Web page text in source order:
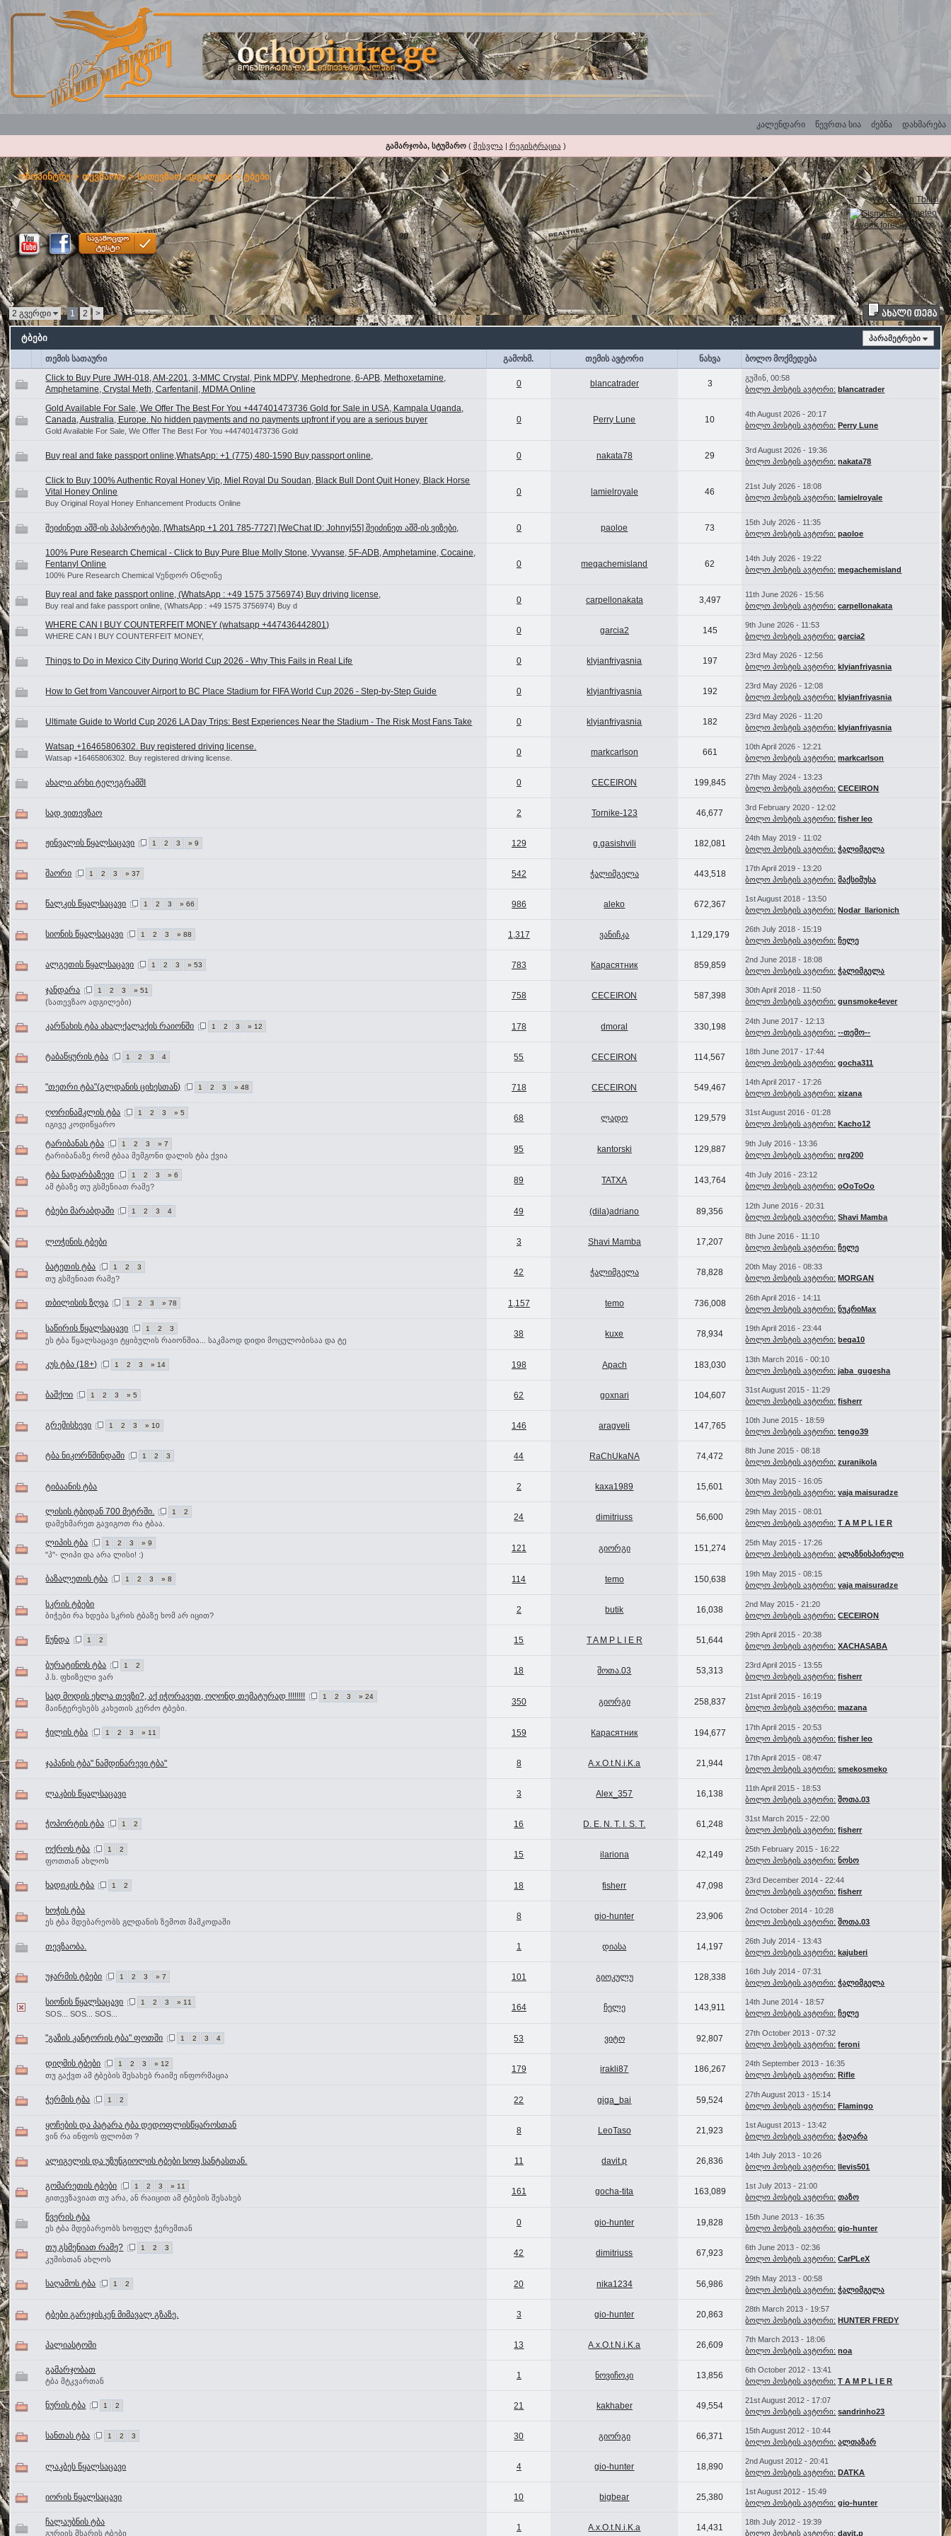
დახმარება
ძებნა
წევრთა სია
კალენდარი
გამარჯობა, სტუმარო( შესვლა | რეგისტრაცია )
ოჩოპინტრე>თევზაობა>სათევზაო ადგილები>ტბები
Weather in Tbilisi
Gismeteo
2-week forecast
2 გვერდი 1 2 >
ტბები პარამეტრები
თემის სათაური გამოხმ. თემის ავტორი ნახვა
ბოლო მოქმედება
Click to Buy Pure JWH-018, AM-2201, 3-MMC Crystal, Pink MDPV, Mephedrone, 6-APB, Methoxetamine,
Amphetamine, Crystal Meth, Carfentanil, MDMA Online
0 blancatrader 3
გუშინ, 00:58
ბოლო პოსტის ავტორი: blancatrader
Gold Available For Sale, We Offer The Best For You +447401473736 Gold for Sale in USA, Kampala Uganda,
Canada, Australia, Europe. No hidden payments and no payments upfront if you are a serious buyer
Gold Available For Sale, We Offer The Best For You +447401473736 Gold
0 Perry Lune 10
4th August 2026 - 20:17
ბოლო პოსტის ავტორი: Perry Lune
Buy real and fake passport online,WhatsApp: +1 (775) 480-1590 Buy passport online, 0 nakata78 29
3rd August 2026 - 19:36
ბოლო პოსტის ავტორი: nakata78
Click to Buy 100% Authentic Royal Honey Vip, Miel Royal Du Soudan, Black Bull Dont Quit Honey, Black Horse
Vital Honey Online
Buy Original Royal Honey Enhancement Products Online
0 lamielroyale 46
21st July 2026 - 18:08
ბოლო პოსტის ავტორი: lamielroyale
შეიძინეთ აშშ-ის პასპორტები, [WhatsApp +1 201 785-7727] [WeChat ID: Johnyj55] შეიძინეთ აშშ-ის ვიზები, 0 paoloe 73
15th July 2026 - 11:35
ბოლო პოსტის ავტორი: paoloe
100% Pure Research Chemical - Click to Buy Pure Blue Molly Stone, Vyvanse, 5F-ADB, Amphetamine, Cocaine,
Fentanyl Online
100% Pure Research Chemical Vენდორ Oნლინე
0 megachemisland 62
14th July 2026 - 19:22
ბოლო პოსტის ავტორი: megachemisland
Buy real and fake passport online, (WhatsApp : +49 1575 3756974) Buy driving license,
Buy real and fake passport online, (WhatsApp : +49 1575 3756974) Buy d
0 carpellonakata 3,497
11th June 2026 - 15:56
ბოლო პოსტის ავტორი: carpellonakata
WHERE CAN I BUY COUNTERFEIT MONEY (‪whatsapp +447436442801)
WHERE CAN I BUY COUNTERFEIT MONEY,
0 garcia2 145
9th June 2026 - 11:53
ბოლო პოსტის ავტორი: garcia2
Things to Do in Mexico City During World Cup 2026 - Why This Fails in Real Life 0 klyianfriyasnia 197
23rd May 2026 - 12:56
ბოლო პოსტის ავტორი: klyianfriyasnia
How to Get from Vancouver Airport to BC Place Stadium for FIFA World Cup 2026 - Step-by-Step Guide 0 klyianfriyasnia 192
23rd May 2026 - 12:08
ბოლო პოსტის ავტორი: klyianfriyasnia
Ultimate Guide to World Cup 2026 LA Day Trips: Best Experiences Near the Stadium - The Risk Most Fans Take 0 klyianfriyasnia 182
23rd May 2026 - 11:20
ბოლო პოსტის ავტორი: klyianfriyasnia
Watsap +16465806302. Buy registered driving license.
Watsap +16465806302. Buy registered driving license.
0 markcarlson 661
10th April 2026 - 12:21
ბოლო პოსტის ავტორი: markcarlson
ახალი არხი ტელეგრამშI 0 CECEIRON 199,845
27th May 2024 - 13:23
ბოლო პოსტის ავტორი: CECEIRON
სად ვითევზაო 2 Tornike-123 46,677
3rd February 2020 - 12:02
ბოლო პოსტის ავტორი: fisher leo
ჟინვალის წყალსაცავი 1 2 3 » 9 129 g.gasishvili 182,081
24th May 2019 - 11:02
ბოლო პოსტის ავტორი: ჭალიმგელა
შაორი 1 2 3 » 37 542 ჭალიმგელა 443,518
17th April 2019 - 13:20
ბოლო პოსტის ავტორი: მაქსიმუსა
წალკის წყალსაცავი 1 2 3 » 66 986 aleko 672,367
1st August 2018 - 13:50
ბოლო პოსტის ავტორი: Nodar_Ilarionich
სიონის წყალსაცავი 1 2 3 » 88 1,317 ვანიჩკა 1,129,179
26th July 2018 - 15:19
ბოლო პოსტის ავტორი: ჩელე
ალგეთის წყალსაცავი 1 2 3 » 53 783 Карасятник 859,859
2nd June 2018 - 18:08
ბოლო პოსტის ავტორი: ჭალიმგელა
ჯანდარა 1 2 3 » 51
(სათევზაო ადგილები)
758 CECEIRON 587,398
30th April 2018 - 11:50
ბოლო პოსტის ავტორი: gunsmoke4ever
კარწახის ტბა ახალქალაქის რაიონში 1 2 3 » 12 178 dmoral 330,198
24th June 2017 - 12:13
ბოლო პოსტის ავტორი: --თემო--
ტაბაწყურის ტბა 1 2 3 4 55 CECEIRON 114,567
18th June 2017 - 17:44
ბოლო პოსტის ავტორი: gocha311
"თეთრი ტბა"(გლდანის ციხესთან) 1 2 3 » 48 718 CECEIRON 549,467
14th April 2017 - 17:26
ბოლო პოსტის ავტორი: xizana
ღორინამკლის ტბა 1 2 3 » 5
იგივე კოდიწყარო
68 ლადო 129,579
31st August 2016 - 01:28
ბოლო პოსტის ავტორი: Kacho12
ტარიბანას ტბა 1 2 3 » 7
ტარიბანაზე რომ ტბაა მემგონი დალის ტბა ქვია
95 kantorski 129,887
9th July 2016 - 13:36
ბოლო პოსტის ავტორი: nrg200
ტბა ნადარბაზევი 1 2 3 » 6
ამ ტბაზე თუ გსმენიათ რამე?
89 TATXA 143,764
4th July 2016 - 23:12
ბოლო პოსტის ავტორი: oOoToOo
ტბები მარაბდაში 1 2 3 4 49 (dila)adriano 89,356
12th June 2016 - 20:31
ბოლო პოსტის ავტორი: Shavi Mamba
ლოჭინის ტბები 3 Shavi Mamba 17,207
8th June 2016 - 11:10
ბოლო პოსტის ავტორი: ჩელე
ბატეთის ტბა 1 2 3
თუ გსმენიათ რამე?
42 ჭალიმგელა 78,828
20th May 2016 - 08:33
ბოლო პოსტის ავტორი: MORGAN
თბილისის ზღვა 1 2 3 » 78 1,157 temo 736,008
26th April 2016 - 14:11
ბოლო პოსტის ავტორი: ნუკრიMax
საწირის წყალსაცავი 1 2 3
ეს ტბა წყალსაცავი ტყიბულის რაიონშია... საკმაოდ დიდი მოცულობისაა და ტე
38 kuxe 78,934
19th April 2016 - 23:44
ბოლო პოსტის ავტორი: beqa10
კუს ტბა (18+) 1 2 3 » 14 198 Apach 183,030
13th March 2016 - 00:10
ბოლო პოსტის ავტორი: jaba_gugesha
ბაშქოი 1 2 3 » 5 62 goxnari 104,607
31st August 2015 - 11:29
ბოლო პოსტის ავტორი: fisherr
გრემისხევი 1 2 3 » 10 146 aragveli 147,765
10th June 2015 - 18:59
ბოლო პოსტის ავტორი: tengo39
ტბა ნიკორწმინდაში 1 2 3 44 RaChUkaNA 74,472
8th June 2015 - 08:18
ბოლო პოსტის ავტორი: zuranikola
ტიბაანის ტბა 2 kaxa1989 15,601
30th May 2015 - 16:05
ბოლო პოსტის ავტორი: vaja maisuradze
ლისის ტბიდან 700 მეტრში. 1 2
დამეხმარეთ გავიგოთ რა ტბაა.
24 dimitriuss 56,600
29th May 2015 - 08:01
ბოლო პოსტის ავტორი: T A M P L I E R
ლიპის ტბა 1 2 3 » 9
"პ"- ლიპი და არა ლისი! :)
121 გიორგი 151,274
25th May 2015 - 17:26
ბოლო პოსტის ავტორი: ალაზნისპირელი
ბაზალეთის ტბა 1 2 3 » 8 114 temo 150,638
19th May 2015 - 08:15
ბოლო პოსტის ავტორი: vaja maisuradze
სკრის ტბები
ბიჭები რა ხდება სკრის ტბაზე ხომ არ იცით?
2 butik 16,038
2nd May 2015 - 21:20
ბოლო პოსტის ავტორი: CECEIRON
წუნდა 1 2 15 T A M P L I E R 51,644
29th April 2015 - 20:38
ბოლო პოსტის ავტორი: XACHASABA
ბურატინოს ტბა 1 2
პ.ს. ფხიზელი ვარ
18 შოთა.03 53,313
23rd April 2015 - 13:55
ბოლო პოსტის ავტორი: fisherr
სად მოდის ეხლა თევზი?, აქ იჭორავეთ, ოღონდ თემატურად !!!!!!!! 1 2 3 » 24
მაინტერესებს კახეთის კერძო ტბები.
350 გიორგი 258,837
21st April 2015 - 16:19
ბოლო პოსტის ავტორი: mazana
ჭილის ტბა 1 2 3 » 11 159 Карасятник 194,677
17th April 2015 - 20:53
ბოლო პოსტის ავტორი: fisher leo
ჯაპანის ტბა" ნამდინარევი ტბა" 8 A.x.O.t.N.i.K.a 21,944
17th April 2015 - 08:47
ბოლო პოსტის ავტორი: smekosmeko
ლაკბის წყალსაცავი 3 Alex_357 16,138
11th April 2015 - 18:53
ბოლო პოსტის ავტორი: შოთა.03
ჭოპორტის ტბა 1 2 16 D. E. N. T. I. S. T. 61,248
31st March 2015 - 22:00
ბოლო პოსტის ავტორი: fisherr
ოქროს ტბა 1 2
ფოთთან ახლოს
15 ilariona 42,149
25th February 2015 - 16:22
ბოლო პოსტის ავტორი: ნოსო
ხადიკის ტბა 1 2 18 fisherr 47,098
23rd December 2014 - 22:44
ბოლო პოსტის ავტორი: fisherr
ხოჭის ტბა
ეს ტბა მდებარეობს გლდანის ზემოთ მამკოდაში
8 gio-hunter 23,906
2nd October 2014 - 10:28
ბოლო პოსტის ავტორი: შოთა.03
თევზაობა. 1 დიასა 14,197
26th July 2014 - 13:43
ბოლო პოსტის ავტორი: kajuberi
უჯარმის ტბები 1 2 3 » 7 101 გიოკულუ 128,338
16th July 2014 - 07:31
ბოლო პოსტის ავტორი: ჭალიმგელა
სიონის წყალსაცავი 1 2 3 » 11
SOS... SOS... SOS...
164 ჩელე 143,911
14th June 2014 - 18:57
ბოლო პოსტის ავტორი: ჩელე
"გაზის კანტორის ტბა" ფოთში 1 2 3 4 53 ვიტო 92,807
27th October 2013 - 07:32
ბოლო პოსტის ავტორი: feroni
დიღმის ტბები 1 2 3 » 12
თუ გაქვთ ამ ტბების შესახებ რაიმე ინფორმაცია
179 irakli87 186,267
24th September 2013 - 16:35
ბოლო პოსტის ავტორი: Rifle
ჭერმის ტბა 1 2 22 giga_bai 59,524
27th August 2013 - 15:14
ბოლო პოსტის ავტორი: Flamingo
ყოჩების და პატარა ტბა დედოფლისწყაროსთან
ვინ რა ინფოს ფლობთ ?
8 LeoTaso 21,923
1st August 2013 - 13:42
ბოლო პოსტის ავტორი: ჭაღარა
ალიგელის და უზუნგიოლის ტბები სოფ.სანტასთან. 11 davit.p 26,836
14th July 2013 - 10:26
ბოლო პოსტის ავტორი: llevis501
გომარეთის ტბები 1 2 3 » 11
გითევზავიათ თუ არა, ან რაიცით ამ ტბების შესახებ
161 gocha-tita 163,089
1st July 2013 - 21:00
ბოლო პოსტის ავტორი: თაზო
წვერის ტბა
ეს ტბა მდებარეობს სოფელ ჭერემთან
0 gio-hunter 19,828
15th June 2013 - 16:35
ბოლო პოსტის ავტორი: gio-hunter
თუ გსმენიათ რამე? 1 2 3
კუმისთან ახლოს
42 dimitriuss 67,923
6th June 2013 - 02:36
ბოლო პოსტის ავტორი: CarPLeX
საღამოს ტბა 1 2 20 nika1234 56,986
29th May 2013 - 00:58
ბოლო პოსტის ავტორი: ჭალიმგელა
ტბები გარეჯისკენ მიმავალ გზაზე. 3 gio-hunter 20,863
28th March 2013 - 19:57
ბოლო პოსტის ავტორი: HUNTER FREDY
პალიასტომი 13 A.x.O.t.N.i.K.a 26,609
7th March 2013 - 18:06
ბოლო პოსტის ავტორი: noa
გამარჯობათ
ტბა მტკვართან
1 ნოვიჩოკი 13,856
6th October 2012 - 13:41
ბოლო პოსტის ავტორი: T A M P L I E R
ნურის ტბა 1 2 21 kakhaber 49,554
21st August 2012 - 17:07
ბოლო პოსტის ავტორი: sandrinho23
სანთას ტბა 1 2 3 30 გიორგი 66,371
15th August 2012 - 10:44
ბოლო პოსტის ავტორი: ალთაზარ
ლაკბეს წყალსაცავი 4 gio-hunter 18,890
2nd August 2012 - 20:41
ბოლო პოსტის ავტორი: DATKA
იორის წყალსაცავი 10 bigbear 25,380
1st August 2012 - 15:49
ბოლო პოსტის ავტორი: gio-hunter
ჩალაუბნის ტბა
გურიის მხარის ტბები
1 A.x.O.t.N.i.K.a 14,431
18th July 2012 - 19:39
ბოლო პოსტის ავტორი: davit.p